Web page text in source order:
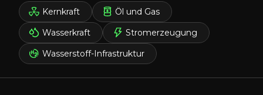
Kernkraft
Öl und Gas
Wasserkraft
Stromerzeugung
Wasserstoff-Infrastruktur